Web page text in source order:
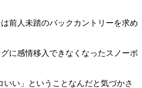
前人未踏のバックカントリーを求め
に感情移入できなくなったスノーボ
い」ということなんだと気づかさ